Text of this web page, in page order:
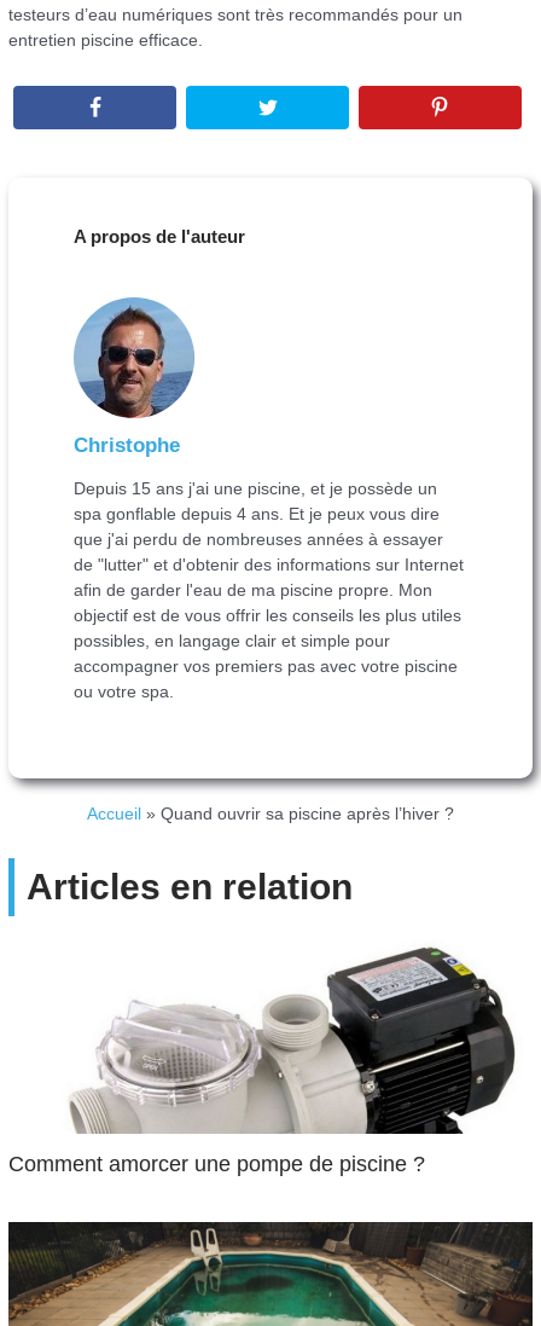
testeurs d’eau numériques sont très recommandés pour un
entretien piscine efficace.
A propos de l'auteur
Christophe
Depuis 15 ans j'ai une piscine, et je possède un
spa gonflable depuis 4 ans. Et je peux vous dire
que j'ai perdu de nombreuses années à essayer
de "lutter" et d'obtenir des informations sur Internet
afin de garder l'eau de ma piscine propre. Mon
objectif est de vous offrir les conseils les plus utiles
possibles, en langage clair et simple pour
accompagner vos premiers pas avec votre piscine
ou votre spa.
Accueil » Quand ouvrir sa piscine après l’hiver ?
Articles en relation
Comment amorcer une pompe de piscine ?